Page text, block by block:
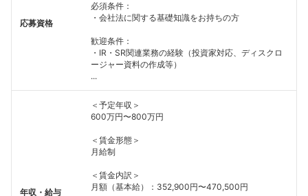
応募資格
必須条件：
・会社法に関する基礎知識をお持ちの方
歓迎条件：
・IR・SR関連業務の経験（投資家対応、ディスクロ
ージャー資料の作成等）
...
年収・給与
＜予定年収＞
600万円〜800万円
＜賃金形態＞
月給制
＜賃金内訳＞
月額（基本給）：352,900円〜470,500円